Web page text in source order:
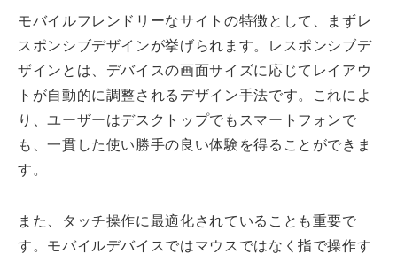
モバイルフレンドリーなサイトの特徴として、まずレ
スポンシブデザインが挙げられます。レスポンシブデ
ザインとは、デバイスの画面サイズに応じてレイアウ
トが自動的に調整されるデザイン手法です。これによ
り、ユーザーはデスクトップでもスマートフォンで
も、一貫した使い勝手の良い体験を得ることができま
す。
また、タッチ操作に最適化されていることも重要で
す。モバイルデバイスではマウスではなく指で操作す